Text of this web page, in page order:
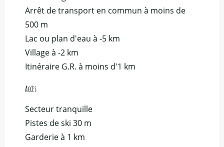
Arrêt de transport en commun à moins de
500 m
Lac ou plan d'eau à -5 km
Village à -2 km
Itinéraire G.R. à moins d'1 km
Accès
Accès
Secteur tranquille
Pistes de ski 30 m
Garderie à 1 km